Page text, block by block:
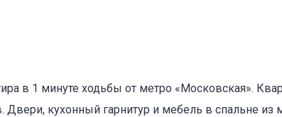
в 1 минуте ходьбы от метро «Московская».
кухонный гарнитур и мебель в спальне из